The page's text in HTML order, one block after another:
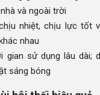
và ngoài trời
nhiệt, chịu lực tốt
nhau
gian sử dụng lâu dài;
sáng bóng